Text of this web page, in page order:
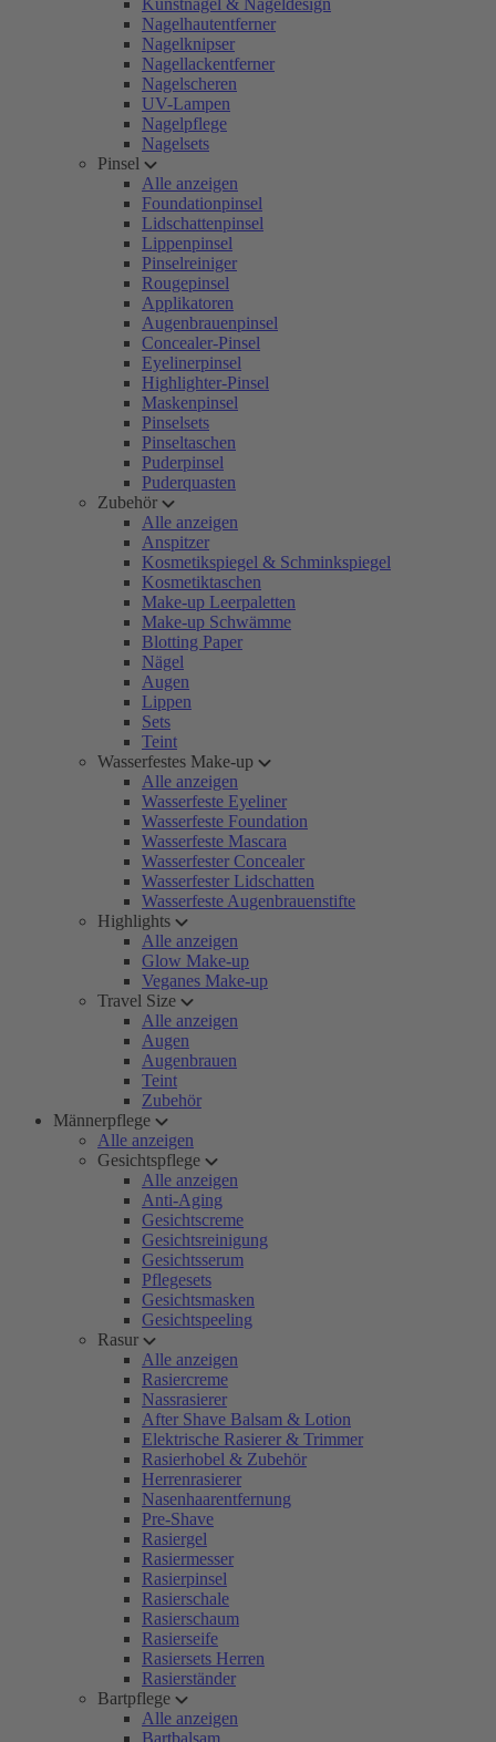
Kunstnägel & Nageldesign
Nagelhautentferner
Nagelknipser
Nagellackentferner
Nagelscheren
UV-Lampen
Nagelpflege
Nagelsets
Pinsel
Alle anzeigen
Foundationpinsel
Lidschattenpinsel
Lippenpinsel
Pinselreiniger
Rougepinsel
Applikatoren
Augenbrauenpinsel
Concealer-Pinsel
Eyelinerpinsel
Highlighter-Pinsel
Maskenpinsel
Pinselsets
Pinseltaschen
Puderpinsel
Puderquasten
Zubehör
Alle anzeigen
Anspitzer
Kosmetikspiegel & Schminkspiegel
Kosmetiktaschen
Make-up Leerpaletten
Make-up Schwämme
Blotting Paper
Nägel
Augen
Lippen
Sets
Teint
Wasserfestes Make-up
Alle anzeigen
Wasserfeste Eyeliner
Wasserfeste Foundation
Wasserfeste Mascara
Wasserfester Concealer
Wasserfester Lidschatten
Wasserfeste Augenbrauenstifte
Highlights
Alle anzeigen
Glow Make-up
Veganes Make-up
Travel Size
Alle anzeigen
Augen
Augenbrauen
Teint
Zubehör
Männerpflege
Alle anzeigen
Gesichtspflege
Alle anzeigen
Anti-Aging
Gesichtscreme
Gesichtsreinigung
Gesichtsserum
Pflegesets
Gesichtsmasken
Gesichtspeeling
Rasur
Alle anzeigen
Rasiercreme
Nassrasierer
After Shave Balsam & Lotion
Elektrische Rasierer & Trimmer
Rasierhobel & Zubehör
Herrenrasierer
Nasenhaarentfernung
Pre-Shave
Rasiergel
Rasiermesser
Rasierpinsel
Rasierschale
Rasierschaum
Rasierseife
Rasiersets Herren
Rasierständer
Bartpflege
Alle anzeigen
Bartbalsam